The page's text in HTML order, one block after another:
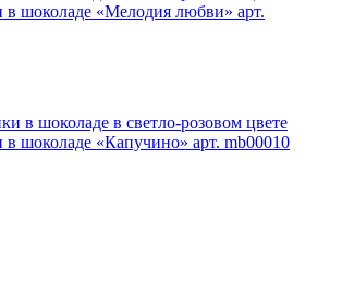
в шоколаде «Мелодия любви» арт.
в шоколаде «Капучино» арт. mb00010